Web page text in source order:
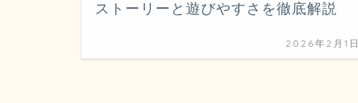
ストーリーと遊びやすさを徹底解説
2026年2月1日